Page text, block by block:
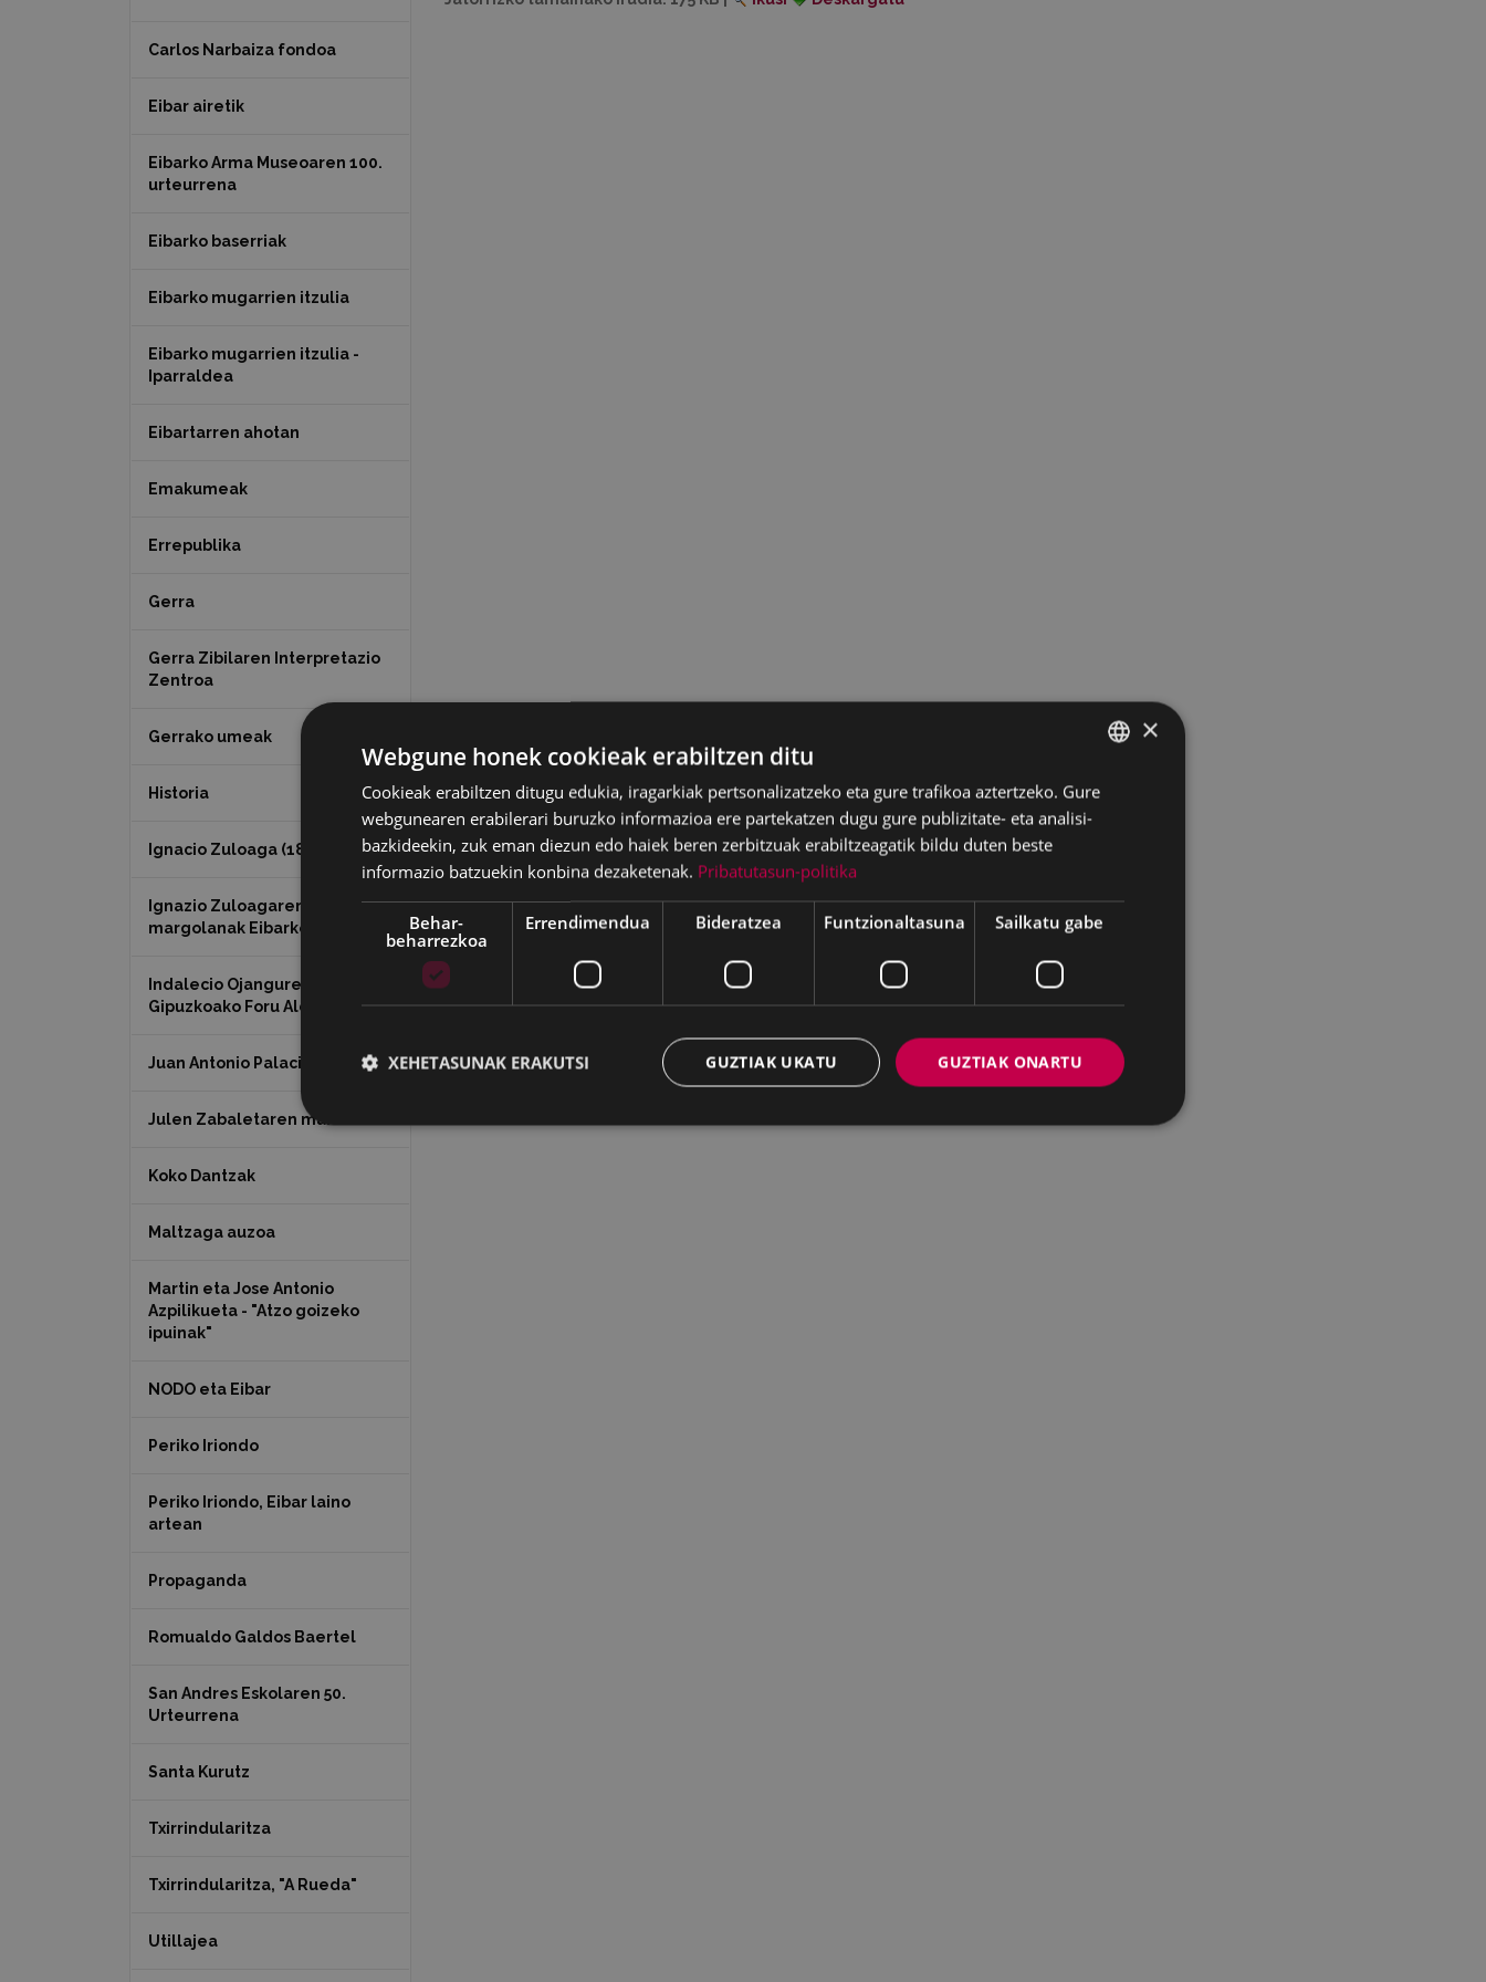
Carlos Narbaiza fondoa
Eibar airetik
Eibarko Arma Museoaren 100.
urteurrena
Eibarko baserriak
Eibarko mugarrien itzulia
Eibarko mugarrien itzulia -
Iparraldea
Eibartarren ahotan
Emakumeak
Errepublika
Gerra
Gerra Zibilaren Interpretazio
Zentroa
Gerrako umeak
Historia
Ignacio Zuloaga (1870-2020)
Ignazio Zuloagaren
margolanak Eibarko dendetan
Indalecio Ojanguren,
Gipuzkoako Foru Aldundia
Juan Antonio Palacios HARRIA
Julen Zabaletaren marrazkiak
Koko Dantzak
Maltzaga auzoa
Martin eta Jose Antonio
Azpilikueta - "Atzo goizeko
ipuinak"
NODO eta Eibar
Periko Iriondo
Periko Iriondo, Eibar laino
artean
Propaganda
Romualdo Galdos Baertel
San Andres Eskolaren 50.
Urteurrena
Santa Kurutz
Txirrindularitza
Txirrindularitza, "A Rueda"
Utillajea
BASQUE
SPANISH
×
Webgune honek cookieak erabiltzen ditu
Cookieak erabiltzen ditugu edukia, iragarkiak pertsonalizatzeko eta gure trafikoa aztertzeko. Gure
webgunearen erabilerari buruzko informazioa ere partekatzen dugu gure publizitate- eta analisi-
bazkideekin, zuk eman diezun edo haiek beren zerbitzuak erabiltzeagatik bildu duten beste
informazio batzuekin konbina dezaketenak. Pribatutasun-politika
Behar-
beharrezkoa
Errendimendua Bideratzea Funtzionaltasuna Sailkatu gabe
GUZTIAK ONARTU
GUZTIAK UKATU
XEHETASUNAK ERAKUTSI